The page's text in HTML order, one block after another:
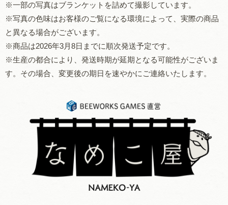
※一部の写真はブランケットを詰めて撮影しています。
※写真の色味はお客様のご覧になる環境によって、実際の商品
と異なる場合がございます。
※商品は2026年3月8日までに順次発送予定です。
※生産の都合により、発送時期が延期となる可能性がございま
す。その場合、変更後の期日を速やかにご連絡いたします。